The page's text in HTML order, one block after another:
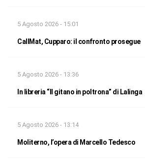
5 Agosto 2026 - 15:01
CallMat, Cupparo: il confronto prosegue
5 Agosto 2026 - 13:36
In libreria “Il gitano in poltrona” di Lalinga
5 Agosto 2026 - 13:14
Moliterno, l’opera di Marcello Tedesco